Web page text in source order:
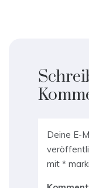
Deine E-
mit *